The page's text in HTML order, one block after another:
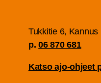
Tuk­ki­tie 6, Kan­nus
p.06 870 681
Kat­so ajo-ohjeet